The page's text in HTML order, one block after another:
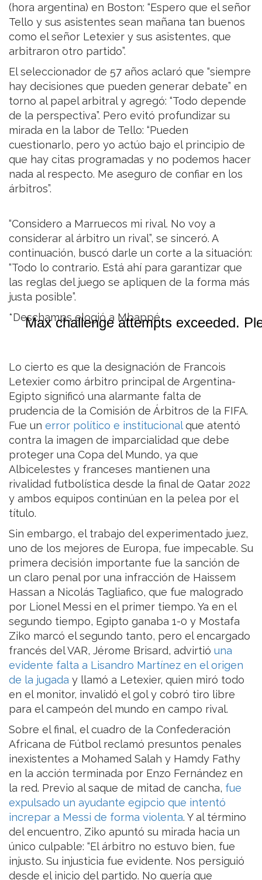
(hora argentina) en Boston: “Espero que el señor
Tello y sus asistentes sean mañana tan buenos
como el señor Letexier y sus asistentes, que
arbitraron otro partido”.
El seleccionador de 57 años aclaró que “siempre
hay decisiones que pueden generar debate” en
torno al papel arbitral y agregó: “Todo depende
de la perspectiva”. Pero evitó profundizar su
mirada en la labor de Tello: “Pueden
cuestionarlo, pero yo actúo bajo el principio de
que hay citas programadas y no podemos hacer
nada al respecto. Me aseguro de confiar en los
árbitros”.
“Considero a Marruecos mi rival. No voy a
considerar al árbitro un rival”, se sinceró. A
continuación, buscó darle un corte a la situación:
“Todo lo contrario. Está ahí para garantizar que
las reglas del juego se apliquen de la forma más
justa posible”.
*Deschamps elogió a Mbappé
Lo cierto es que la designación de Francois
Letexier como árbitro principal de Argentina-
Egipto significó una alarmante falta de
prudencia de la Comisión de Árbitros de la FIFA.
Fue un error político e institucionalque atentó
contra la imagen de imparcialidad que debe
proteger una Copa del Mundo, ya que
Albicelestes y franceses mantienen una
rivalidad futbolística desde la final de Qatar 2022
y ambos equipos continúan en la pelea por el
título.
Sin embargo, el trabajo del experimentado juez,
uno de los mejores de Europa, fue impecable. Su
primera decisión importante fue la sanción de
un claro penal por una infracción de Haissem
Hassan a Nicolás Tagliafico, que fue malogrado
por Lionel Messi en el primer tiempo. Ya en el
segundo tiempo, Egipto ganaba 1-0 y Mostafa
Ziko marcó el segundo tanto, pero el encargado
francés del VAR, Jérome Brisard, advirtió una
evidente falta a Lisandro Martínez en el origen
de la jugada y llamó a Letexier, quien miró todo
en el monitor, invalidó el gol y cobró tiro libre
para el campeón del mundo en campo rival.
Sobre el final, el cuadro de la Confederación
Africana de Fútbol reclamó presuntos penales
inexistentes a Mohamed Salah y Hamdy Fathy
en la acción terminada por Enzo Fernández en
la red. Previo al saque de mitad de cancha, fue
expulsado un ayudante egipcio que intentó
increpar a Messi de forma violenta. Y al término
del encuentro, Ziko apuntó su mirada hacia un
único culpable: “El árbitro no estuvo bien, fue
injusto. Su injusticia fue evidente. Nos persiguió
desde el inicio del partido. No quería que